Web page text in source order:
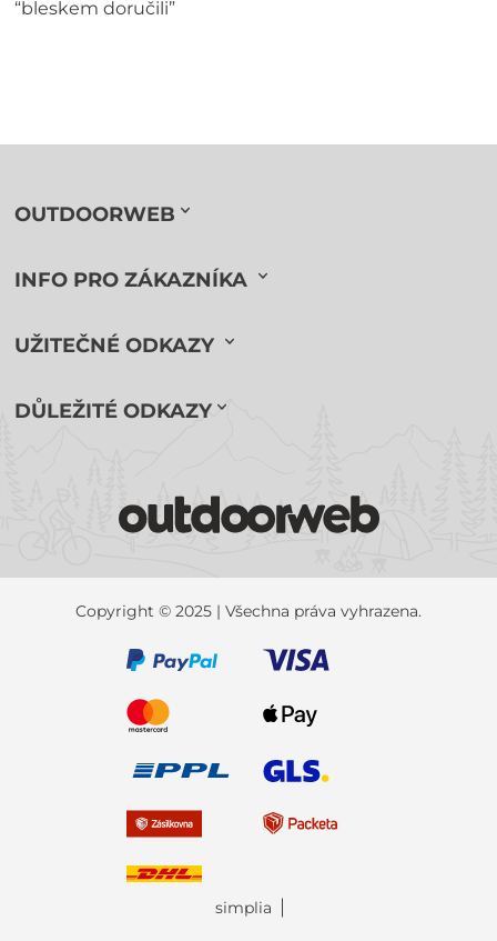
“bleskem doručili”
OUTDOORWEB
INFO PRO ZÁKAZNÍKA
UŽITEČNÉ ODKAZY
DŮLEŽITÉ ODKAZY
Copyright © 2025 | Všechna práva vyhrazena.
simplia